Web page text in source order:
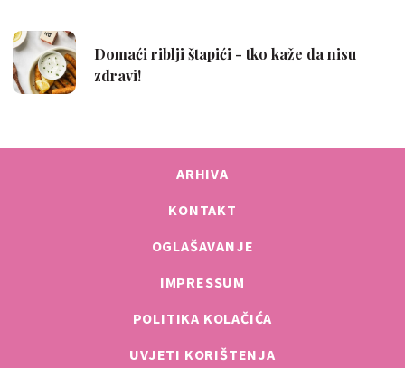
ARHIVA
KONTAKT
OGLAŠAVANJE
IMPRESSUM
POLITIKA KOLAČIĆA
UVJETI KORIŠTENJA